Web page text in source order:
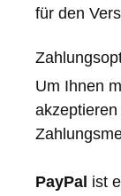
für den
Um Ihnen
PayPal ist